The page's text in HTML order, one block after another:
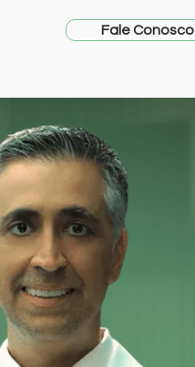
Fale Conosco